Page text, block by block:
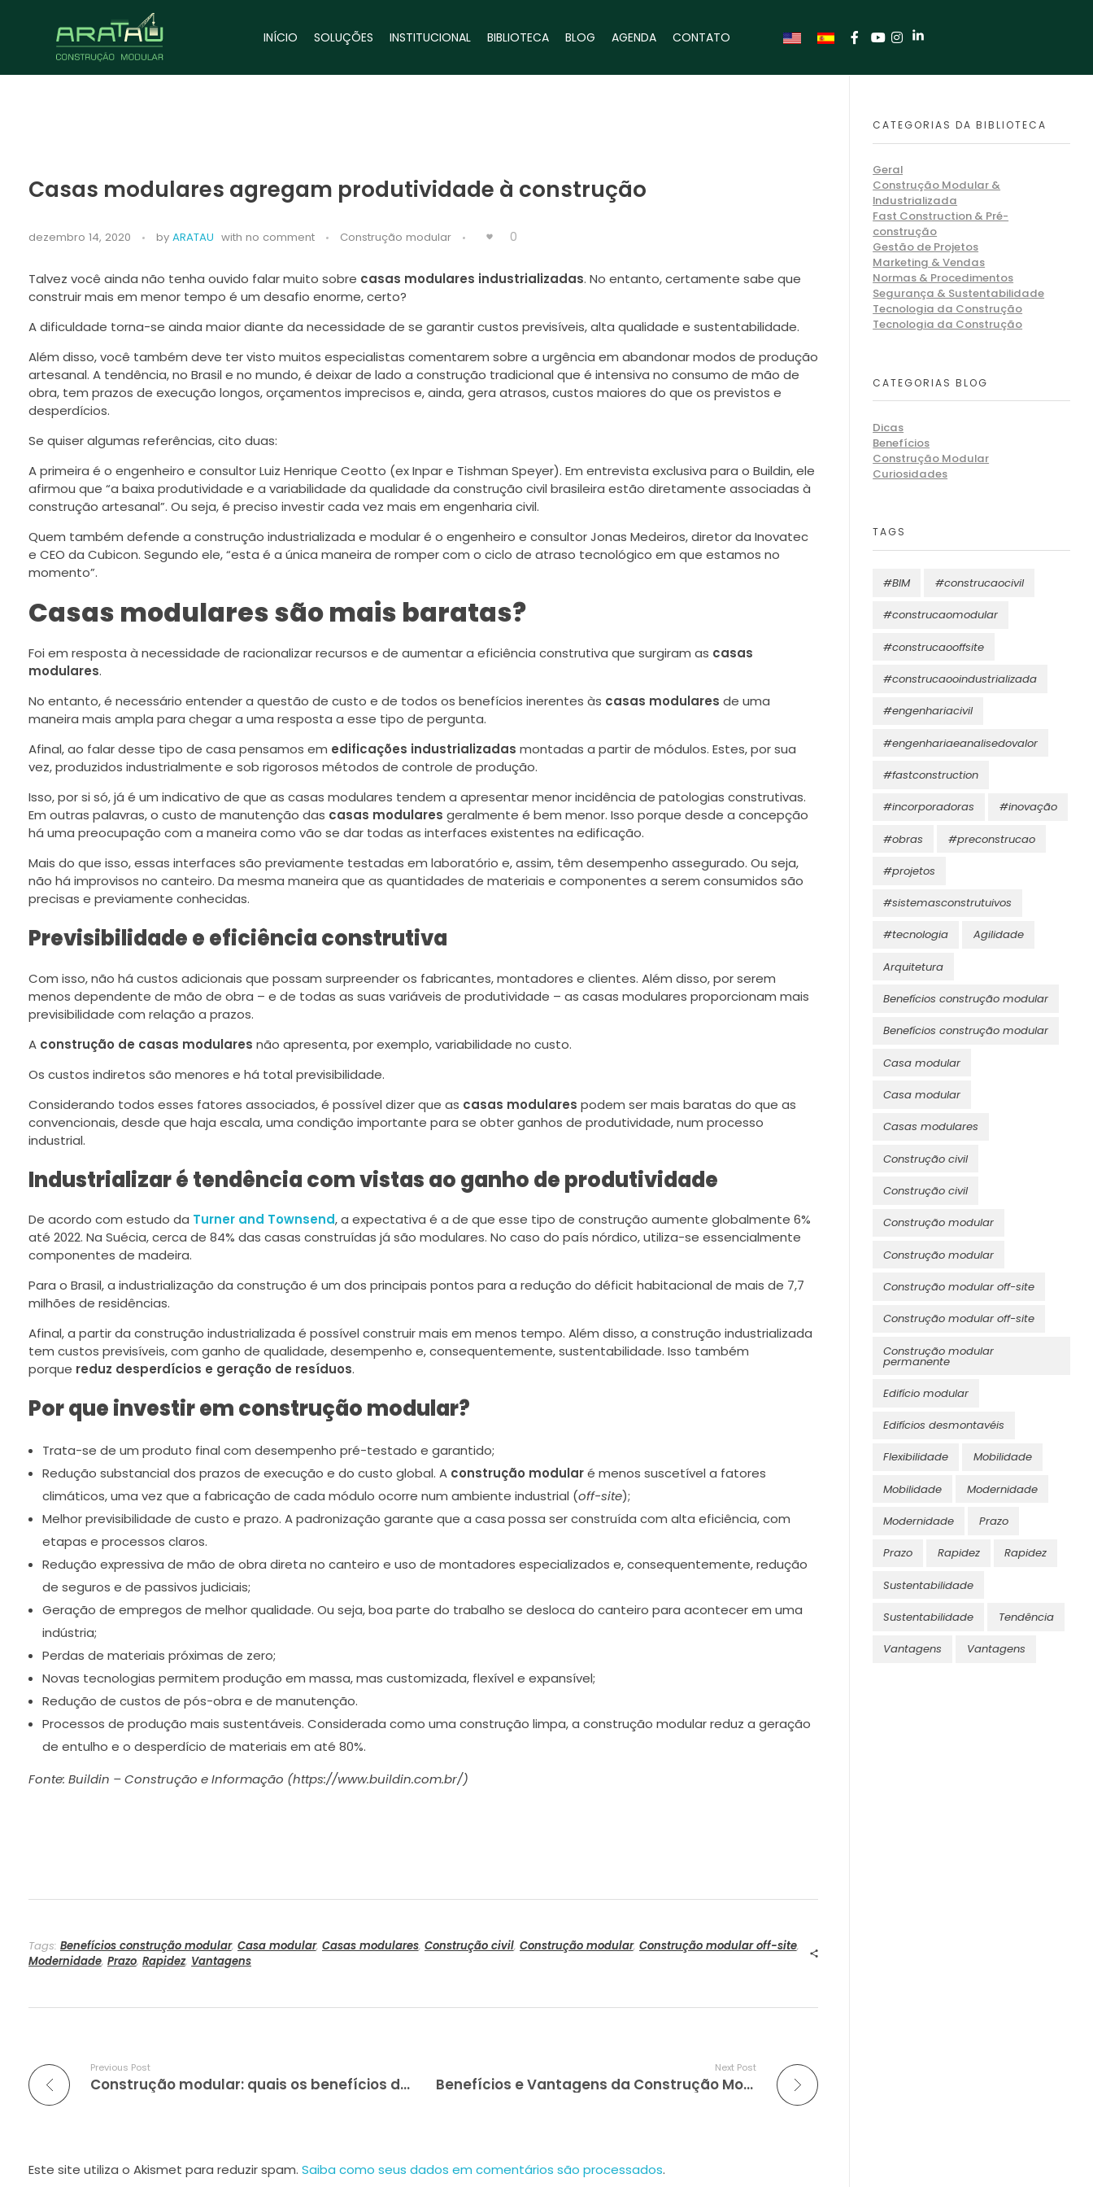
INÍCIO SOLUÇÕES INSTITUCIONAL BIBLIOTECA BLOG AGENDA CONTATO
Casas modulares agregam produtividade à construção
dezembro 14, 2020 by ARATAU with no comment Construção modular 0
Talvez você ainda não tenha ouvido falar muito sobre casas modulares industrializadas. No entanto, certamente sabe que
construir mais em menor tempo é um desafio enorme, certo?
A dificuldade torna-se ainda maior diante da necessidade de se garantir custos previsíveis, alta qualidade e sustentabilidade.
Além disso, você também deve ter visto muitos especialistas comentarem sobre a urgência em abandonar modos de produção
artesanal. A tendência, no Brasil e no mundo, é deixar de lado a construção tradicional que é intensiva no consumo de mão de
obra, tem prazos de execução longos, orçamentos imprecisos e, ainda, gera atrasos, custos maiores do que os previstos e
desperdícios.
Se quiser algumas referências, cito duas:
A primeira é o engenheiro e consultor Luiz Henrique Ceotto (ex Inpar e Tishman Speyer). Em entrevista exclusiva para o Buildin, ele
afirmou que “a baixa produtividade e a variabilidade da qualidade da construção civil brasileira estão diretamente associadas à
construção artesanal”. Ou seja, é preciso investir cada vez mais em engenharia civil.
Quem também defende a construção industrializada e modular é o engenheiro e consultor Jonas Medeiros, diretor da Inovatec
e CEO da Cubicon. Segundo ele, “esta é a única maneira de romper com o ciclo de atraso tecnológico em que estamos no
momento”.
Casas modulares são mais baratas?
Foi em resposta à necessidade de racionalizar recursos e de aumentar a eficiência construtiva que surgiram as casas
modulares.
No entanto, é necessário entender a questão de custo e de todos os benefícios inerentes às casas modulares de uma
maneira mais ampla para chegar a uma resposta a esse tipo de pergunta.
Afinal, ao falar desse tipo de casa pensamos em edificações industrializadas montadas a partir de módulos. Estes, por sua
vez, produzidos industrialmente e sob rigorosos métodos de controle de produção.
Isso, por si só, já é um indicativo de que as casas modulares tendem a apresentar menor incidência de patologias construtivas.
Em outras palavras, o custo de manutenção das casas modulares geralmente é bem menor. Isso porque desde a concepção
há uma preocupação com a maneira como vão se dar todas as interfaces existentes na edificação.
Mais do que isso, essas interfaces são previamente testadas em laboratório e, assim, têm desempenho assegurado. Ou seja,
não há improvisos no canteiro. Da mesma maneira que as quantidades de materiais e componentes a serem consumidos são
precisas e previamente conhecidas.
Previsibilidade e eficiência construtiva
Com isso, não há custos adicionais que possam surpreender os fabricantes, montadores e clientes. Além disso, por serem
menos dependente de mão de obra – e de todas as suas variáveis de produtividade – as casas modulares proporcionam mais
previsibilidade com relação a prazos.
A construção de casas modulares não apresenta, por exemplo, variabilidade no custo.
Os custos indiretos são menores e há total previsibilidade.
Considerando todos esses fatores associados, é possível dizer que as casas modulares podem ser mais baratas do que as
convencionais, desde que haja escala, uma condição importante para se obter ganhos de produtividade, num processo
industrial.
Industrializar é tendência com vistas ao ganho de produtividade
De acordo com estudo da Turner and Townsend, a expectativa é a de que esse tipo de construção aumente globalmente 6%
até 2022. Na Suécia, cerca de 84% das casas construídas já são modulares. No caso do país nórdico, utiliza-se essencialmente
componentes de madeira.
Para o Brasil, a industrialização da construção é um dos principais pontos para a redução do déficit habitacional de mais de 7,7
milhões de residências.
Afinal, a partir da construção industrializada é possível construir mais em menos tempo. Além disso, a construção industrializada
tem custos previsíveis, com ganho de qualidade, desempenho e, consequentemente, sustentabilidade. Isso também
porque reduz desperdícios e geração de resíduos.
Por que investir em construção modular?
Trata-se de um produto final com desempenho pré-testado e garantido;
Redução substancial dos prazos de execução e do custo global. Aconstrução modularé menos suscetível a fatores
climáticos, uma vez que a fabricação de cada módulo ocorre num ambiente industrial (off-site);
Melhor previsibilidade de custo e prazo. A padronização garante que a casa possa ser construída com alta eficiência, com
etapas e processos claros.
Redução expressiva de mão de obra direta no canteiro e uso de montadores especializados e, consequentemente, redução
de seguros e de passivos judiciais;
Geração de empregos de melhor qualidade. Ou seja, boa parte do trabalho se desloca do canteiro para acontecer em uma
indústria;
Perdas de materiais próximas de zero;
Novas tecnologias permitem produção em massa, mas customizada, flexível e expansível;
Redução de custos de pós-obra e de manutenção.
Processos de produção mais sustentáveis. Considerada como uma construção limpa, a construção modular reduz a geração
de entulho e o desperdício de materiais em até 80%.
Fonte: Buildin – Construção e Informação (https://www.buildin.com.br/)
Tags: Benefícios construção modular, Casa modular, Casas modulares, Construção civil, Construção modular, Construção modular off-site,
Modernidade, Prazo, Rapidez, Vantagens
Previous Post
Construção modular: quais os benefícios dessa tendência para o setor?
Next Post
Benefícios e Vantagens da Construção Modular
Este site utiliza o Akismet para reduzir spam. Saiba como seus dados em comentários são processados.
CATEGORIAS DA BIBLIOTECA
Geral
Construção Modular &
Industrializada
Fast Construction & Pré-
construção
Gestão de Projetos
Marketing & Vendas
Normas & Procedimentos
Segurança & Sustentabilidade
Tecnologia da Construção
Tecnologia da Construção
CATEGORIAS BLOG
Dicas
Benefícios
Construção Modular
Curiosidades
TAGS
#BIM #construcaocivil
#construcaomodular
#construcaooffsite
#construcaooindustrializada
#engenhariacivil
#engenhariaeanalisedovalor
#fastconstruction
#incorporadoras #inovação
#obras #preconstrucao
#projetos
#sistemasconstrutuivos
#tecnologia Agilidade
Arquitetura
Benefícios construção modular
Benefícios construção modular
Casa modular
Casa modular
Casas modulares
Construção civil
Construção civil
Construção modular
Construção modular
Construção modular off-site
Construção modular off-site
Construção modular
permanente
Edifício modular
Edifícios desmontavéis
Flexibilidade Mobilidade
Mobilidade Modernidade
Modernidade Prazo
Prazo Rapidez Rapidez
Sustentabilidade
Sustentabilidade Tendência
Vantagens Vantagens